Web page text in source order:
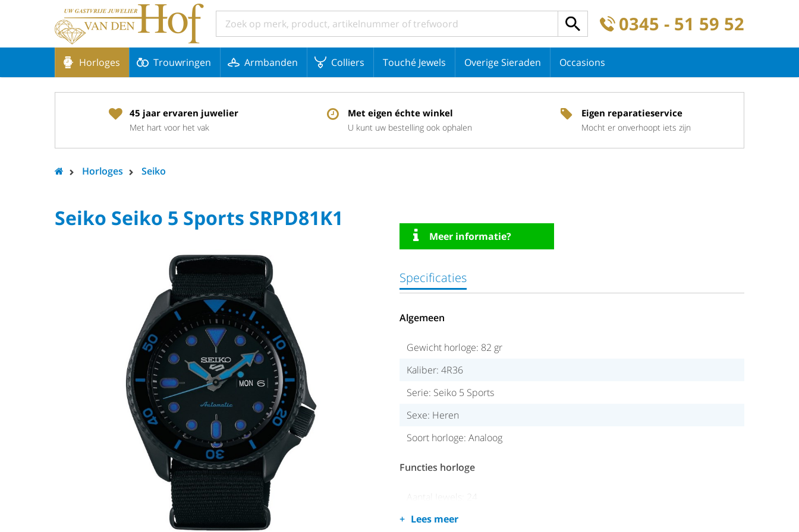
0345 - 51 59 52
Horloges Trouwringen Armbanden Colliers Touché Jewels Overige Sieraden Occasions
45 jaar ervaren juwelier
Met hart voor het vak
Met eigen échte winkel
U kunt uw bestelling ook ophalen
Eigen reparatieservice
Mocht er onverhoopt iets zijn
Horloges Seiko
Seiko Seiko 5 Sports SRPD81K1
Meer informatie?
Specificaties
Algemeen
Gewicht horloge: 82 gr
Kaliber: 4R36
Serie: Seiko 5 Sports
Sexe: Heren
Soort horloge: Analoog
Functies horloge
Datum/tijd: Dag/datum
Lees meer